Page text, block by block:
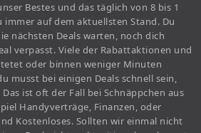
Bestes und das täglich von 8 bis 1
immer auf dem aktuellsten Stand. Du
nächsten Deals warten, noch dich
verpasst. Viele der Rabattaktionen und
oder binnen weniger Minuten
musst bei einigen Deals schnell sein,
ist oft der Fall bei Schnäppchen aus
Handyverträge, Finanzen, oder
Kostenloses. Sollten wir einmal nicht